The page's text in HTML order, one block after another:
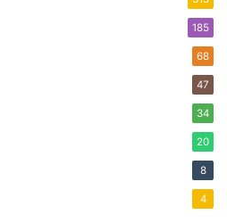
185
68
47
34
20
8
4